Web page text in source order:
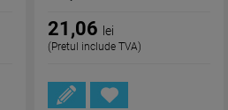
21,06 lei
(Pretul include TVA)